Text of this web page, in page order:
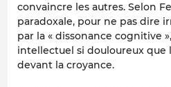
convaincre les autres. Selon
paradoxale, pour ne pas dire
par la « dissonance cognitive
intellectuel si douloureux que
devant la croyance.